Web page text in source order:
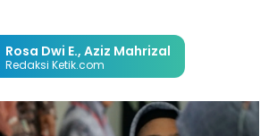
Rosa Dwi E., Aziz Mahrizal
Redaksi Ketik.com